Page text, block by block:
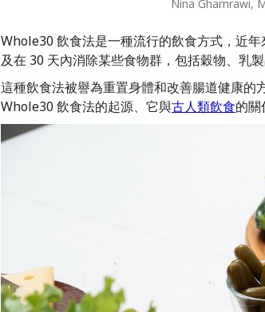
Nina Ghamrawi,
Whole30 飲食法是一種流行的飲食方式，近
及在 30 天內消除某些食物群，包括穀物、乳製
這種飲食法被譽為重置身體和改善腸道健康
Whole30 飲食法的起源、它與古人類飲食的關